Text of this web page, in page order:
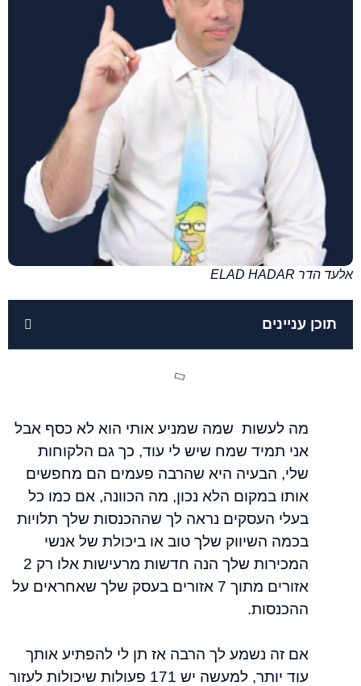
אלעד הדר ELAD HADAR
תוכן עניינים
מה לעשות שמה שמניע אותי הוא לא כסף אבל
אני תמיד שמח שיש לי עוד, כך גם הלקוחות
שלי, הבעיה היא שהרבה פעמים הם מחפשים
אותו במקום הלא נכון, מה הכוונה, אם כמו כל
בעלי העסקים נראה לך שההכנסות שלך תלויות
בכמה השיווק שלך טוב או ביכולת של אנשי
המכירות שלך הנה חדשות מרעישות אלו רק 2
אזורים מתוך 7 אזורים בעסק שלך שאחראים על
ההכנסות.
אם זה נשמע לך הרבה אז תן לי להפתיע אותך
עוד יותר, למעשה יש 171 פעולות שיכולות לעזור